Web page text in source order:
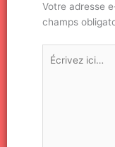
Votre adresse
champs
Écrivez
ici…